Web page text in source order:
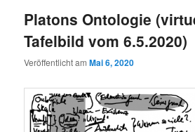
Platons Ontologie
Tafelbild vom 6.5.2020)
Veröffentlicht amMai 6, 2020